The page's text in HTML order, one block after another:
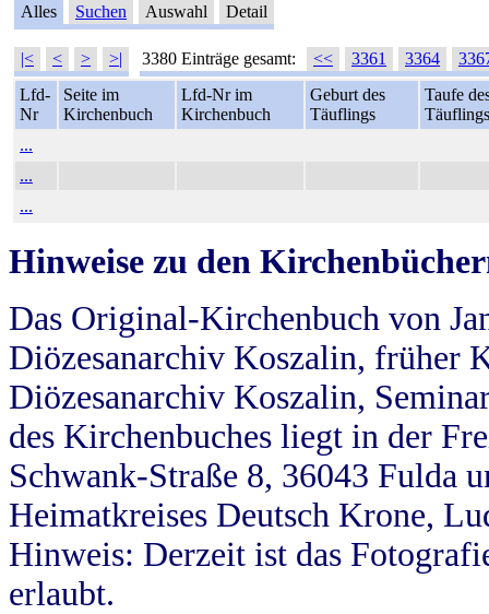
Alles Suchen Auswahl Detail
|< < > >| 3380 Einträge gesamt: << 3361 3364
Lfd-
Nr
Seite im
Kirchenbuch
Lfd-Nr im
Kirchenbuch
Geburt des
Täuflings
Taufe
Täuflings
...
...
...
Hinweise zu den
Das Original-Kirchenbuch von
Diözesanarchiv Koszalin, früher
Diözesanarchiv Koszalin,
des Kirchenbuches liegt in der
Schwank-Straße 8, 36043 Fulda
Heimatkreises Deutsch Krone,
Hinweis: Derzeit ist das
erlaubt.